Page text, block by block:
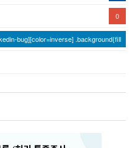
0
bug][color=inverse] .background{fill